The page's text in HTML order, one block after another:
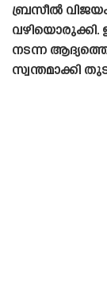
ബ്രസീൽ
വഴിയൊരുക്കി.
നടന്ന
സ്വന്തമാക്കി